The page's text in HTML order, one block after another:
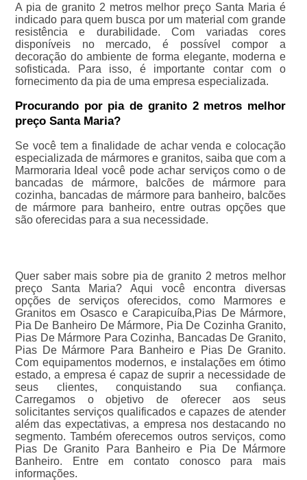
A pia de granito 2 metros melhor preço Santa Maria é
indicado para quem busca por um material com grande
resistência e durabilidade. Com variadas cores
disponíveis no mercado, é possível compor a
decoração do ambiente de forma elegante, moderna e
sofisticada. Para isso, é importante contar com o
fornecimento da pia de uma empresa especializada.
Procurando por pia de granito 2 metros melhor
preço Santa Maria?
Se você tem a finalidade de achar venda e colocação
especializada de mármores e granitos, saiba que com a
Marmoraria Ideal você pode achar serviços como o de
bancadas de mármore, balcões de mármore para
cozinha, bancadas de mármore para banheiro, balcões
de mármore para banheiro, entre outras opções que
são oferecidas para a sua necessidade.
Quer saber mais sobre pia de granito 2 metros melhor
preço Santa Maria? Aqui você encontra diversas
opções de serviços oferecidos, como Marmores e
Granitos em Osasco e Carapicuíba,Pias De Mármore,
Pia De Banheiro De Mármore, Pia De Cozinha Granito,
Pias De Mármore Para Cozinha, Bancadas De Granito,
Pias De Mármore Para Banheiro e Pias De Granito.
Com equipamentos modernos, e instalações em ótimo
estado, a empresa é capaz de suprir a necessidade de
seus clientes, conquistando sua confiança.
Carregamos o objetivo de oferecer aos seus
solicitantes serviços qualificados e capazes de atender
além das expectativas, a empresa nos destacando no
segmento. Também oferecemos outros serviços, como
Pias De Granito Para Banheiro e Pia De Mármore
Banheiro. Entre em contato conosco para mais
informações.